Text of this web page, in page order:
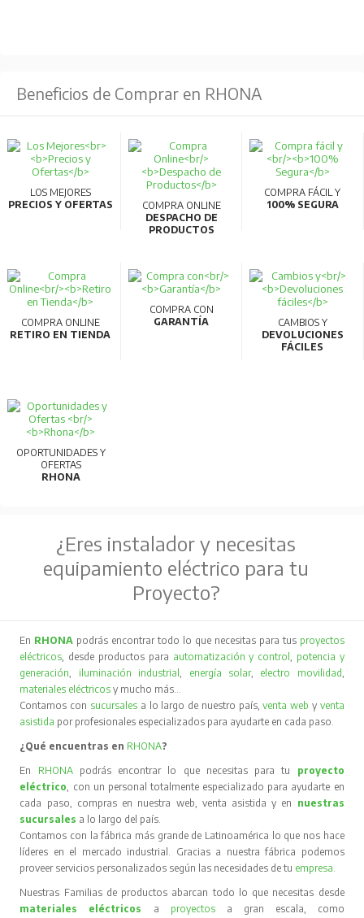
Beneficios de Comprar en RHONA
LOS MEJORES
PRECIOS Y OFERTAS
COMPRA ONLINE
DESPACHO DE
PRODUCTOS
COMPRA FÁCIL Y
100% SEGURA
COMPRA ONLINE
RETIRO EN TIENDA
COMPRA CON
GARANTÍA
CAMBIOS Y
DEVOLUCIONES
FÁCILES
OPORTUNIDADES Y
OFERTAS
RHONA
¿Eres instalador y necesitas
equipamiento eléctrico para tu
Proyecto?
En RHONA podrás encontrar todo lo que necesitas para tus proyectos
eléctricos, desde productos para automatización y control, potencia y
generación, iluminación industrial, energía solar, electro movilidad,
materiales eléctricos y mucho más…
Contamos con sucursales a lo largo de nuestro país,venta web y venta
asistida por profesionales especializados para ayudarte en cada paso.
¿Qué encuentras en RHONA?
En RHONA podrás encontrar lo que necesitas para tu proyecto
eléctrico, con un personal totalmente especializado para ayudarte en
cada paso, compras en nuestra web, venta asistida y en nuestras
sucursales a lo largo del país.
Contamos con la fábrica más grande de Latinoamérica lo que nos hace
líderes en el mercado industrial. Gracias a nuestra fábrica podemos
proveer servicios personalizados según las necesidades de tu empresa.
Nuestras Familias de productos abarcan todo lo que necesitas desde
materiales eléctricos
a proyectos
a gran escala, como